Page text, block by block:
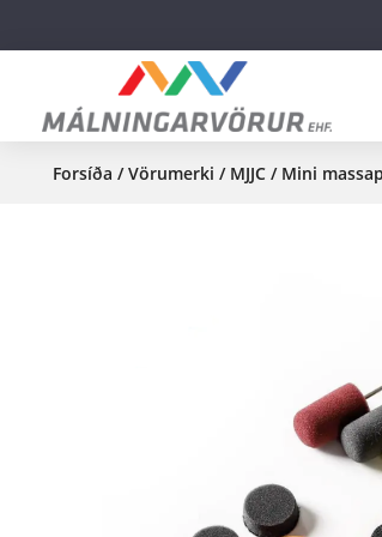
Forsíða /Vörumerki / MJJC/ Mini